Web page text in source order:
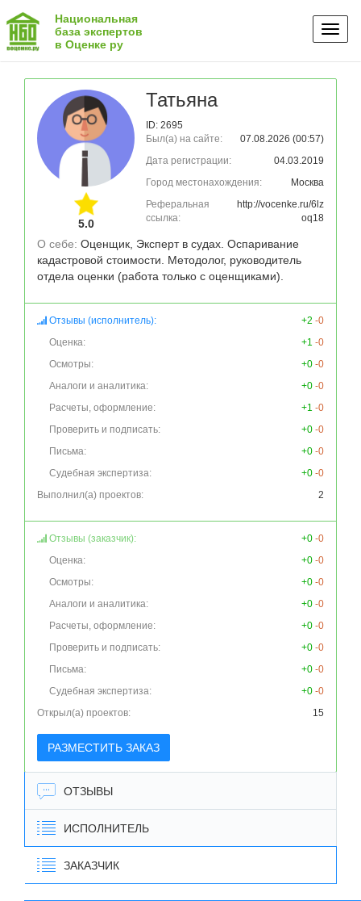
Национальная
база экспертов
в Оценке ру
5.0
Татьяна
ID: 2695
Был(а) на сайте:
07.08.2026 (00:57)
Дата регистрации:
04.03.2019
Город местонахождения:
Москва
Реферальная
ссылка:
http://vocenke.ru/6lz
oq18
О себе: Оценщик, Эксперт в судах. Оспаривание
кадастровой стоимости. Методолог, руководитель
отдела оценки (работа только с оценщиками).
Отзывы (исполнитель): +2 -0
Оценка:
+1 -0
Осмотры:
+0 -0
Аналоги и аналитика:
+0 -0
Расчеты, оформление:
+1 -0
Проверить и подписать:
+0 -0
Письма:
+0 -0
Судебная экспертиза:
+0 -0
Выполнил(а) проектов:
2
Отзывы (заказчик): +0 -0
Оценка:
+0 -0
Осмотры:
+0 -0
Аналоги и аналитика:
+0 -0
Расчеты, оформление:
+0 -0
Проверить и подписать:
+0 -0
Письма:
+0 -0
Судебная экспертиза:
+0 -0
Открыл(а) проектов:
15
РАЗМЕСТИТЬ ЗАКАЗ
ОТЗЫВЫ
ИСПОЛНИТЕЛЬ
ЗАКАЗЧИК